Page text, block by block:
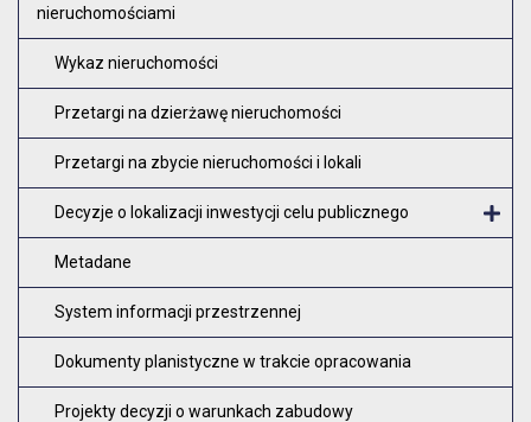
nieruchomościami
Wykaz nieruchomości
Przetargi na dzierżawę nieruchomości
Przetargi na zbycie nieruchomości i lokali
Decyzje o lokalizacji inwestycji celu publicznego
Metadane
System informacji przestrzennej
Dokumenty planistyczne w trakcie opracowania
Projekty decyzji o warunkach zabudowy